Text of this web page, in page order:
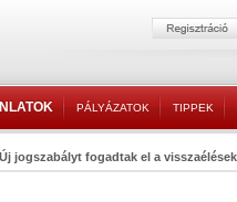
PÁLYÁZATOK TIPPEK
Új jogszabályt fogadtak el a